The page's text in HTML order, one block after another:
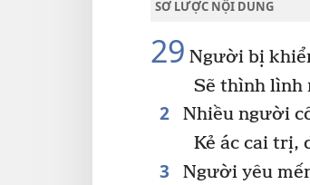
SƠ LƯỢC NỘI DUNG
29 Người bị
Sẽ thình lình
2
Nhiều người
Kẻ ác cai trị,
3 Người yêu